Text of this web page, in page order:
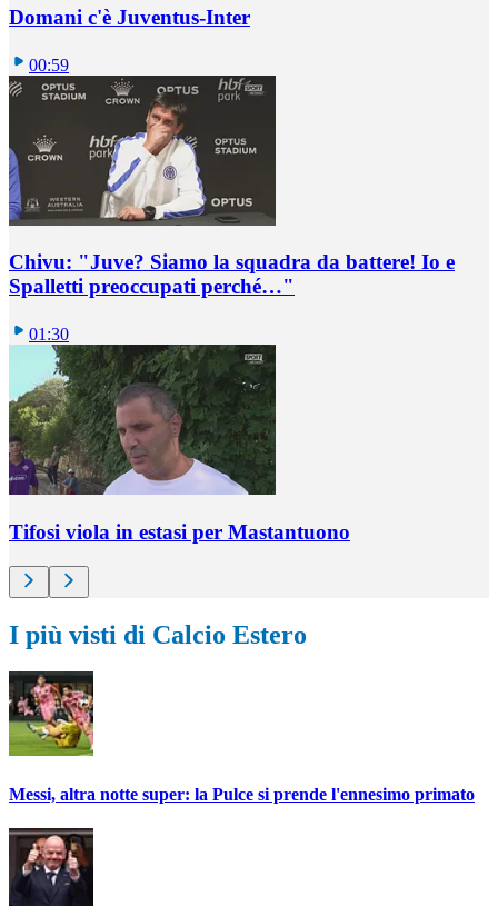
Domani c'è Juventus-Inter
00:59
Chivu: "Juve? Siamo la squadra da battere! Io e
Spalletti preoccupati perché…"
01:30
Tifosi viola in estasi per Mastantuono
I più visti di Calcio Estero
Messi, altra notte super: la Pulce si prende l'ennesimo primato